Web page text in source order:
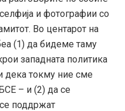
и фотографии со
Во центарот на
(1) да бидеме таму
западната политика
дека токму ние сме
– и (2) да се
поддржат